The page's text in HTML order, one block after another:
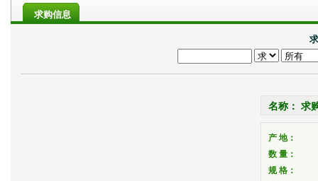
求购信息
名称： 求
产 地：
数 量：
规 格：